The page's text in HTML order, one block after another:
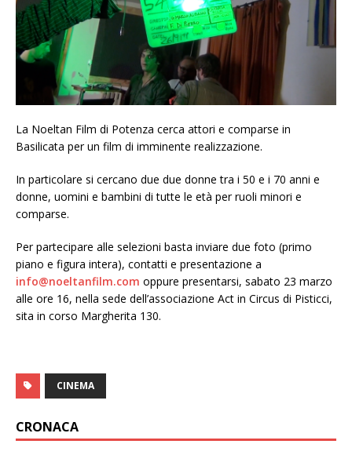
La Noeltan Film di Potenza cerca attori e comparse in
Basilicata per un film di imminente realizzazione.
In particolare si cercano due due donne tra i 50 e i 70 anni e
donne, uomini e bambini di tutte le età per ruoli minori e
comparse.
Per partecipare alle selezioni basta inviare due foto (primo
piano e figura intera), contatti e presentazione a
info@noeltanfilm.com oppure presentarsi, sabato 23 marzo
alle ore 16, nella sede dell’associazione Act in Circus di Pisticci,
sita in corso Margherita 130.
CINEMA
CRONACA